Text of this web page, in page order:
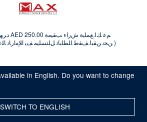
ﻢﻋ ﻚﻟ ﻊﻤﻠﻳﺓ ﺵﺭﺍﺀ ﺐﻘﻴﻣﺓ AED 250.00 ﺩﺮﻬﻣ ﺶﺤﻧ ﻢﺟﺎﻨﻳ.
( ﻦﺤﻧ ﻦﻘﺒﻟ ﻒﻘﻃ ﺎﻠﻄﻠﺑﺎﺗ ﻞﻠﺘﺴﻠﻴﻣ ﻒﻳ ﺍﻺﻣﺍﺭﺎﺗ
© Kryolan 2026
in English. Do you want to change
SWITCH TO ENGLISH